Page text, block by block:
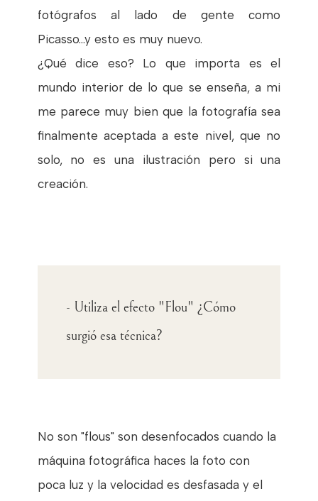
fotógrafos al lado de gente como
Picasso...y esto es muy nuevo.
¿Qué dice eso? Lo que importa es el
mundo interior de lo que se enseña, a mi
me parece muy bien que la fotografía sea
finalmente aceptada a este nivel, que no
solo, no es una ilustración pero si una
creación.
- Utiliza el efecto "Flou" ¿Cómo
surgió esa técnica?
No son "flous" son desenfocados cuando la
máquina fotográfica haces la foto con
poca luz y la velocidad es desfasada y el